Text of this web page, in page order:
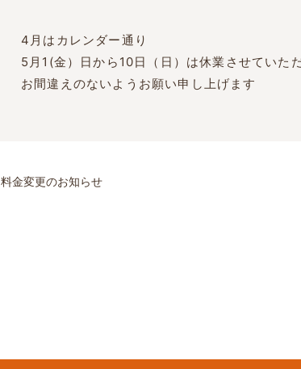
4月はカレンダー通り
5月1(金）日から10日（日）は休業させていた
お間違えのないようお願い申し上げます
料金変更のお知らせ